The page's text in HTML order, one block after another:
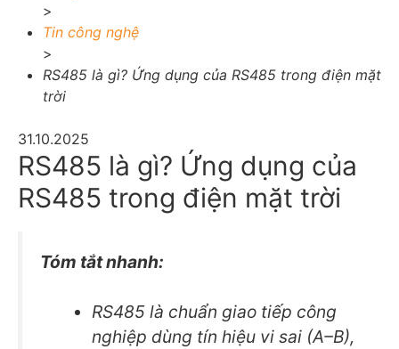
>
Tin công nghệ
>
RS485 là gì? Ứng dụng của RS485 trong điện mặt
trời
31.10.2025
RS485 là gì? Ứng dụng của
RS485 trong điện mặt trời
Tóm tắt nhanh:
RS485 là chuẩn giao tiếp công
nghiệp dùng tín hiệu vi sai (A–B),